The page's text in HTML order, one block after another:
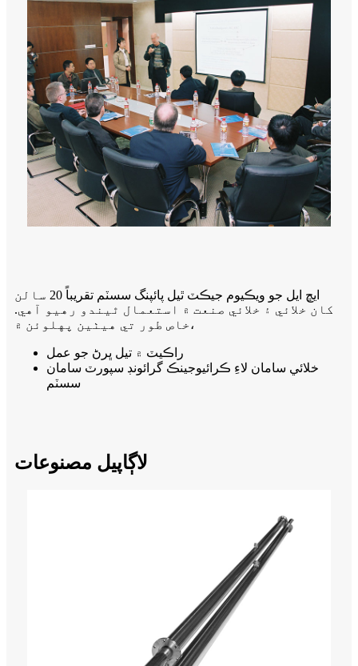
ايڇ ايل جو ويڪيوم جيڪٽ ٿيل پائپنگ سسٽم تقريباً 20 سالن
کان خلائي ۽ خلائي صنعت ۾ استعمال ٿيندو رهيو آهي.
خاص طور تي هيٺين پهلوئن ۾،
راڪيٽ ۾ تيل ڀرڻ جو عمل
خلائي سامان لاءِ ڪرائيوجينڪ گرائونڊ سپورٽ سامان
سسٽم
لاڳاپيل مصنوعات